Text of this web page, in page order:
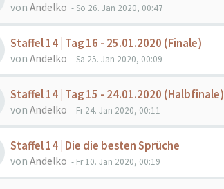
von Andelko - So 26. Jan 2020, 00:47
Staffel 14 | Tag 16 - 25.01.2020 (Finale)
von Andelko - Sa 25. Jan 2020, 00:09
Staffel 14 | Tag 15 - 24.01.2020 (Halbfinale)
von Andelko - Fr 24. Jan 2020, 00:11
Staffel 14 | Die die besten Sprüche
von Andelko - Fr 10. Jan 2020, 00:19